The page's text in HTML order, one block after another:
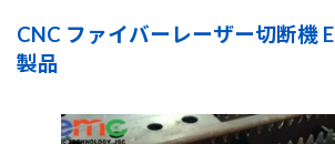
CNC ファイバーレーザー切断機
製品